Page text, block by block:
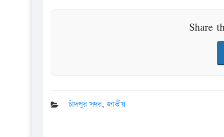
Share
চাঁদপুর সদর,জাতীয়